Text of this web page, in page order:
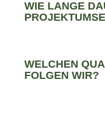
WIE LANGE
WELCHEN
FOLGEN WIR?